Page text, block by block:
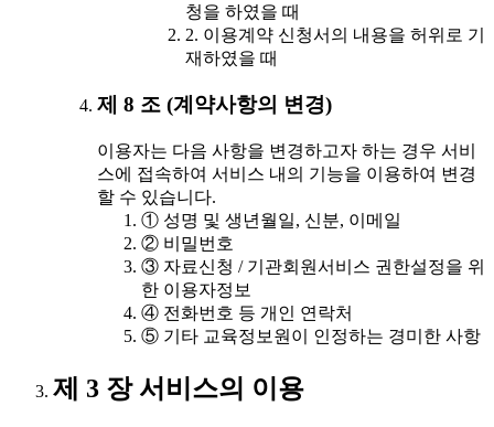
청을 하였을 때
2. 이용계약 신청서의 내용을 허위로 기
재하였을 때
제 8 조 (계약사항의 변경)
이용자는 다음 사항을 변경하고자 하는 경우 서비
스에 접속하여 서비스 내의 기능을 이용하여 변경
할 수 있습니다.
① 성명 및 생년월일, 신분, 이메일
② 비밀번호
③ 자료신청 / 기관회원서비스 권한설정을 위
한 이용자정보
④ 전화번호 등 개인 연락처
⑤ 기타 교육정보원이 인정하는 경미한 사항
제 3 장 서비스의 이용